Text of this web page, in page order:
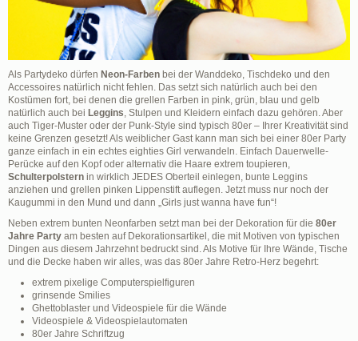
Als Partydeko dürfen Neon-Farben bei der Wanddeko, Tischdeko und den
Accessoires natürlich nicht fehlen. Das setzt sich natürlich auch bei den
Kostümen fort, bei denen die grellen Farben in pink, grün, blau und gelb
natürlich auch bei Leggins, Stulpen und Kleidern einfach dazu gehören. Aber
auch Tiger-Muster oder der Punk-Style sind typisch 80er – Ihrer Kreativität sind
keine Grenzen gesetzt! Als weiblicher Gast kann man sich bei einer 80er Party
ganze einfach in ein echtes eighties Girl verwandeln. Einfach Dauerwelle-
Perücke auf den Kopf oder alternativ die Haare extrem toupieren,
Schulterpolstern in wirklich JEDES Oberteil einlegen, bunte Leggins
anziehen und grellen pinken Lippenstift auflegen. Jetzt muss nur noch der
Kaugummi in den Mund und dann „Girls just wanna have fun“!
Neben extrem bunten Neonfarben setzt man bei der Dekoration für die 80er
Jahre Party am besten auf Dekorationsartikel, die mit Motiven von typischen
Dingen aus diesem Jahrzehnt bedruckt sind. Als Motive für Ihre Wände, Tische
und die Decke haben wir alles, was das 80er Jahre Retro-Herz begehrt:
extrem pixelige Computerspielfiguren
grinsende Smilies
Ghettoblaster und Videospiele für die Wände
Videospiele & Videospielautomaten
80er Jahre Schriftzug